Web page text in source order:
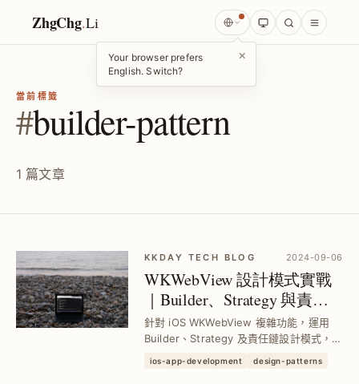
ZhgChg.Li
Your browser prefers
English. Switch?
×
當前標籤
#builder-pattern
1 篇文章
KKDAY TECH BLOG 2024-09-06
WKWebView 設計模式實戰
｜Builder、Strategy 與責任
鏈模式最佳應用技巧
針對 iOS WKWebView 複雜功能，運用
Builder、Strategy 及責任鏈設計模式，有
處理分散問題，提升程式碼維護性與擴充
ios-app-development design-patterns